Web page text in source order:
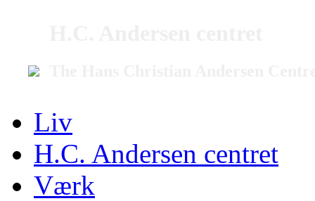
Liv
H.C. Andersen centret
Værk